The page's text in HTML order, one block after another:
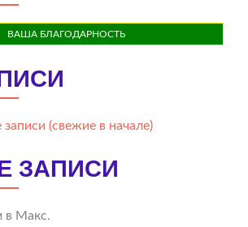
ВАША БЛАГОДАРНОСТЬ
записи (свежие в начале)
ЗАПИСИ
в Макс.